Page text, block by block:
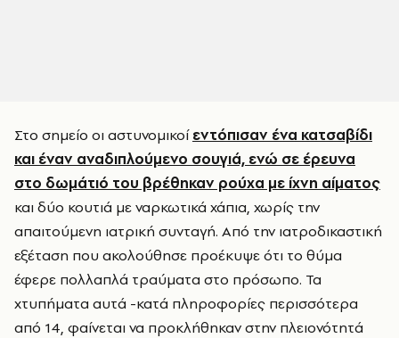
Στο σημείο οι αστυνομικοίεντόπισαν ένα κατσαβίδι
και έναν αναδιπλούμενο σουγιά, ενώ σε έρευνα
στο δωμάτιό του βρέθηκαν ρούχα με ίχνη αίματος
και δύο κουτιά με ναρκωτικά χάπια, χωρίς την
απαιτούμενη ιατρική συνταγή. Από την ιατροδικαστική
εξέταση που ακολούθησε προέκυψε ότι το θύμα
έφερε πολλαπλά τραύματα στο πρόσωπο. Τα
χτυπήματα αυτά -κατά πληροφορίες περισσότερα
από 14, φαίνεται να προκλήθηκαν στην πλειονότητά